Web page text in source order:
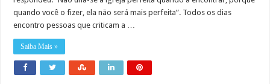
quando você o fizer, ela não será mais perfeita”. Todos os dias
encontro pessoas que criticam a …
Saiba Mais »